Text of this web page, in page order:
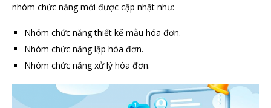
nhóm chức năng mới được cập nhật như:
Nhóm chức năng thiết kế mẫu hóa đơn.
Nhóm chức năng lập hóa đơn.
Nhóm chức năng xử lý hóa đơn.